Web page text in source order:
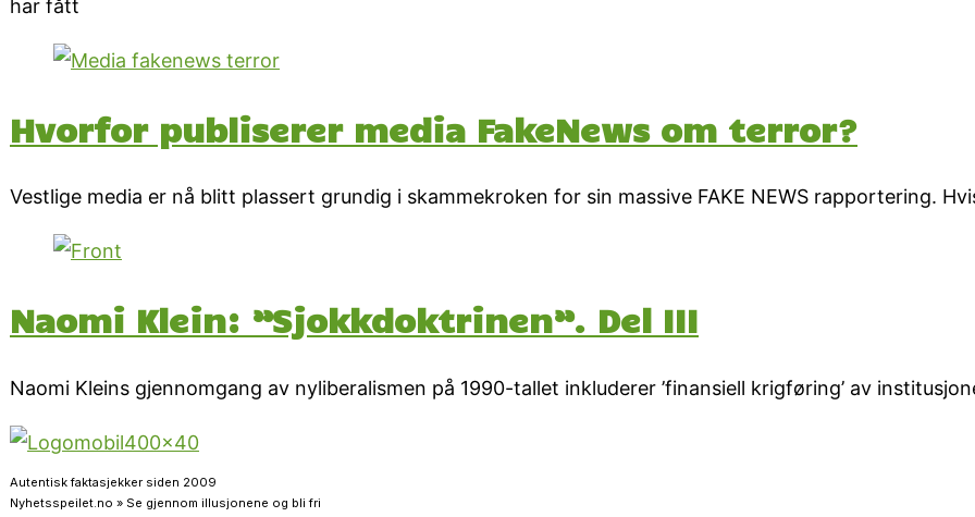
har fått
Hvorfor publiserer media FakeNews om terror?
Vestlige media er nå blitt plassert grundig i skammekroken for sin massive FAKE NEWS rapportering.
Naomi Klein: ”Sjokkdoktrinen”. Del III
Naomi Kleins gjennomgang av nyliberalismen på 1990-tallet inkluderer ’finansiell krigføring’ av
Autentisk faktasjekker siden 2009
Nyhetsspeilet.no » Se gjennom illusjonene og bli fri